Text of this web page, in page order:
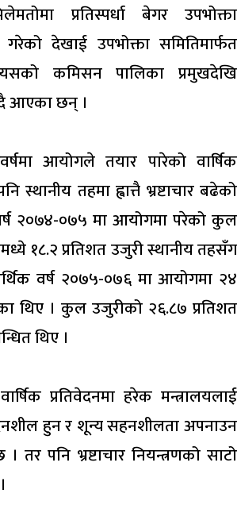
प्रतिस्पर्धा बेगर उपभोक्ता
गरेको देखाई उपभोक्ता समितिमार्फत
कमिसन पालिका प्रमुखदेखि
आएका छन् ।
आयोगले तयार पारेको वार्षिक
स्थानीय तहमा ह्वात्तै भ्रष्टाचार बढेको
२०७४-०७५ मा आयोगमा परेको कुल
१८.२ प्रतिशत उजुरी स्थानीय तहसँग
वर्ष २०७५-०७६ मा आयोगमा २४
थिए । कुल उजुरीको २६.८७ प्रतिशत
थिए ।
प्रतिवेदनमा हरेक मन्त्रालयलाई
हुन र शून्य सहनशीलता अपनाउन
तर पनि भ्रष्टाचार नियन्त्रणको साटो